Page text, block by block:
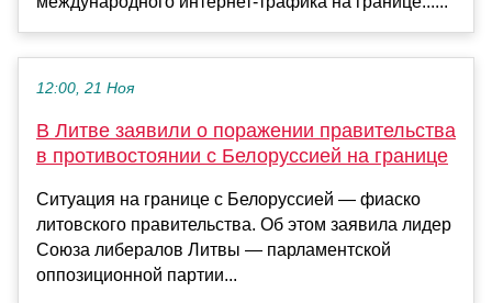
12:00, 21 Ноя
В Литве заявили о поражении правительства
в противостоянии с Белоруссией на границе
Ситуация на границе с Белоруссией — фиаско
литовского правительства. Об этом заявила лидер
Союза либералов Литвы — парламентской
оппозиционной партии...